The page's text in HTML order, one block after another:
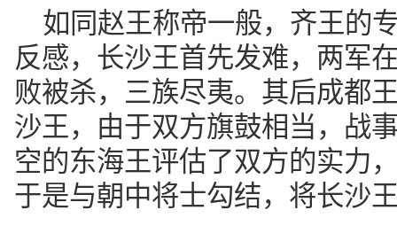
如同赵王称帝一般，齐王的
反感，长沙王首先发难，两军
败被杀，三族尽夷。其后成都
沙王，由于双方旗鼓相当，战
空的东海王评估了双方的实力
于是与朝中将士勾结，将长沙